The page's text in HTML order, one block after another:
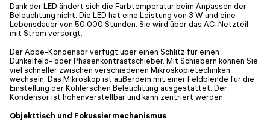
Dank der LED ändert sich die Farbtemperatur beim Anpassen der
Beleuchtung nicht. Die LED hat eine Leistung von 3 W und eine
Lebensdauer von 50.000 Stunden. Sie wird über das AC-Netzteil
mit Strom versorgt.
Der Abbe-Kondensor verfügt über einen Schlitz für einen
Dunkelfeld- oder Phasenkontrastschieber. Mit Schiebern können Sie
viel schneller zwischen verschiedenen Mikroskopietechniken
wechseln. Das Mikroskop ist außerdem mit einer Feldblende für die
Einstellung der Köhlerschen Beleuchtung ausgestattet. Der
Kondensor ist höhenverstellbar und kann zentriert werden.
Objekttisch und Fokussiermechanismus